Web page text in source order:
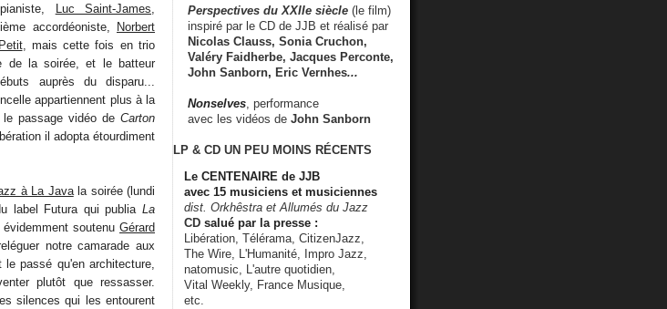
Luc Saint-James
accordéoniste,
Norbert
, mais cette fois en trio
de la soirée, et le batteur
auprès du disparu...
appartiennent plus à la
le passage vidéo de Carton
il adopta étourdiment
à La Javala soirée (lundi
label Futura qui publia La
soutenu Gérard
notre camarade aux
passé qu'en architecture,
plutôt que ressasser.
silences qui les entourent
Perspectives du XXIIe siècle (le film)
inspiré par le CD de JJB et réalisé par
Nicolas Clauss, Sonia Cruchon,
Valéry Faidherbe, Jacques Perconte,
John Sanborn, Eric Vernhes...
Nonselves , performance
avec les vidéos de John Sanborn
LP & CD UN PEU MOINS RÉCENTS
Le CENTENAIRE de JJB
avec 15 musiciens et musiciennes
dist. Orkhêstra et Allumés du Jazz
CD salué par la presse :
Libération, Télérama, CitizenJazz,
The Wire, L'Humanité, Impro Jazz,
natomusic, L'autre quotidien,
Vital Weekly, France Musique,
etc.